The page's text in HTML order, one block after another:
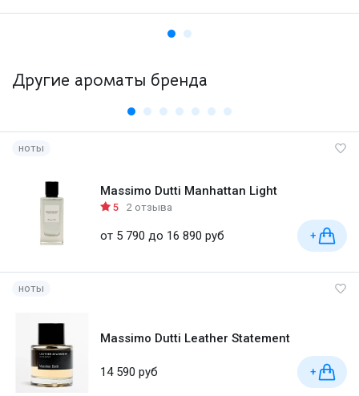
Другие ароматы бренда
ноты
Massimo Dutti Manhattan Light
5 2 отзыва
от 5 790 до 16 890 руб +
ноты
Massimo Dutti Leather Statement
14 590 руб +